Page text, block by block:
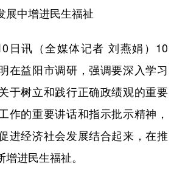
频 图片
文件 金融 汽车
居 信息化 数字经济
振兴 银龄 溯源中国
游 能源 会展
中增进民生福祉
讯（全媒体记者 刘燕娟）10
在益阳市调研，强调要深入学习
于树立和践行正确政绩观的重要
作的重要讲话和指示批示精神，
进经济社会发展结合起来，在推
进民生福祉。